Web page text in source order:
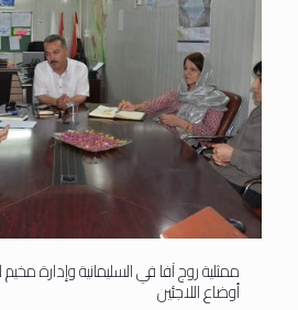
ممثلية روج آفا في السليمانية وإدارة مخيم
أوضاع اللاجئين